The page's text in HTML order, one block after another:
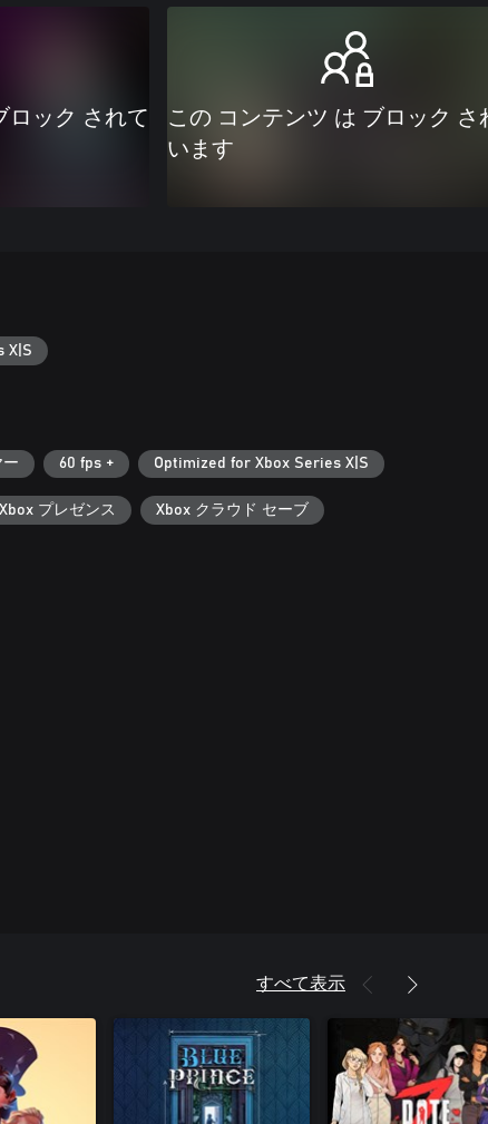
ロック されて
この コンテンツ は ブロック さ
います
X|S
ー 60 fps + Optimized for Xbox Series X|S
Xbox プレゼンス Xbox クラウド セーブ
すべて表示